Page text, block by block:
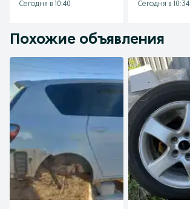
Сегодня в 10:40
Сегодня в 10:34
Похожие объявления